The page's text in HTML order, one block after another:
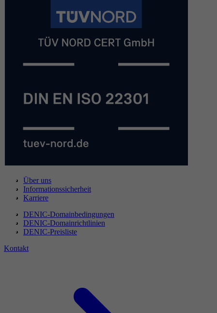
Über uns
Informationssicherheit
Karriere
DENIC-Domainbedingungen
DENIC-Domainrichtlinien
DENIC-Preisliste
Kontakt